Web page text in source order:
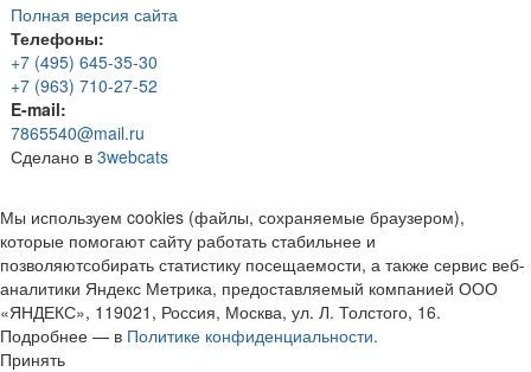
Полная версия сайта
Телефоны:
+7 (495) 645-35-30
+7 (963) 710-27-52
E-mail:
7865540@mail.ru
Сделано в 3webcats
Мы используем cookies (файлы, сохраняемые браузером),
которые помогают сайту работать стабильнее и
позволяютсобирать статистику посещаемости, а также сервис веб-
аналитики Яндекс Метрика, предоставляемый компанией ООО
«ЯНДЕКС», 119021, Россия, Москва, ул. Л. Толстого, 16.
Подробнее — в Политике конфиденциальности.
Принять